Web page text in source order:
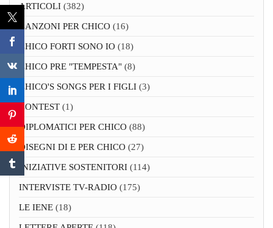
ARTICOLI (382)
CANZONI PER CHICO (16)
CHICO FORTI SONO IO (18)
CHICO PRE "TEMPESTA" (8)
CHICO'S SONGS PER I FIGLI (3)
CONTEST (1)
DIPLOMATICI PER CHICO (88)
DISEGNI DI E PER CHICO (27)
INIZIATIVE SOSTENITORI (114)
INTERVISTE TV-RADIO (175)
LE IENE (18)